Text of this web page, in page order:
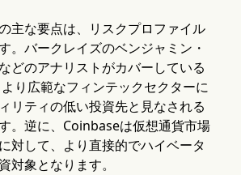
主な要点は、リスクプロファイル
。バークレイズのベンジャミン・
どのアナリストがカバーしている
り広範なフィンテックセクターに
リティの低い投資先と見なされる
。逆に、Coinbaseは仮想通貨市場
対して、より直接的でハイベータ
対象となります。